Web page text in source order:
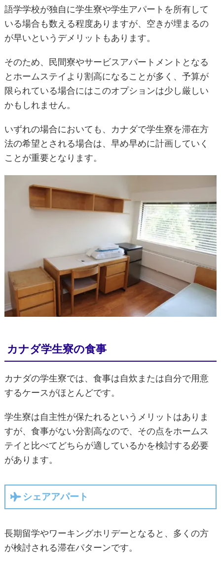
語学学校が独自に学生寮や学生アパートを所有して
いる場合も数える程度ありますが、空きが埋まるの
が早いというデメリットもあります。
そのため、民間寮やサービスアパートメントとなる
とホームステイより割高になることが多く、予算が
限られている場合にはこのオプションは少し厳しい
かもしれません。
いずれの場合においても、カナダで学生寮を滞在方
法の希望とされる場合は、早め早めに計画していく
ことが重要となります。
カナダ学生寮の食事
カナダの学生寮では、食事は自炊または自分で用意
するケースがほとんどです。
学生寮は自主性が保たれるというメリットはありま
すが、食事がない分割高なので、その点をホームス
テイと比べてどちらが適しているかを検討する必要
があります。
シェアアパート
長期留学やワーキングホリデーとなると、多くの方
が検討される滞在パターンです。